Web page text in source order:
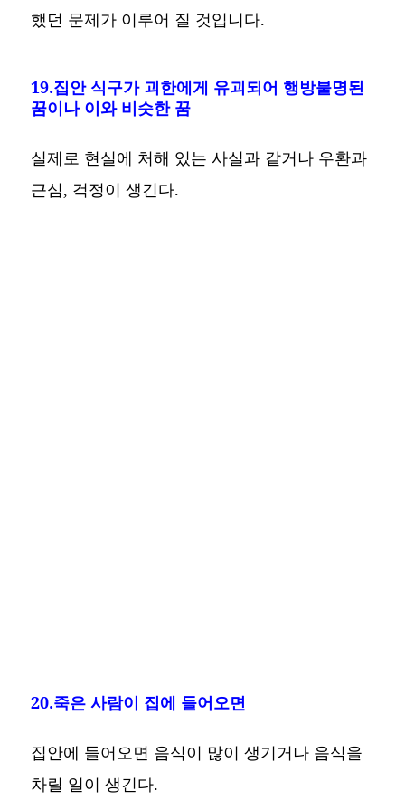
했던 문제가 이루어 질 것입니다.
19.집안 식구가 괴한에게 유괴되어 행방불명된
꿈이나 이와 비슷한 꿈
실제로 현실에 처해 있는 사실과 같거나 우환과
근심, 걱정이 생긴다.
20.죽은 사람이 집에 들어오면
집안에 들어오면 음식이 많이 생기거나 음식을
차릴 일이 생긴다.